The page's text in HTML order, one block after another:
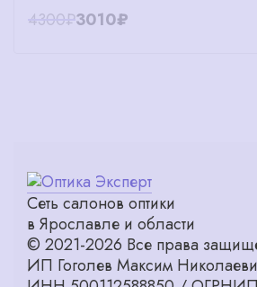
4300₽3010₽
Сеть салонов оптики
в Ярославле и области
© 2021-2026 Все права
ИП Гоголев Максим